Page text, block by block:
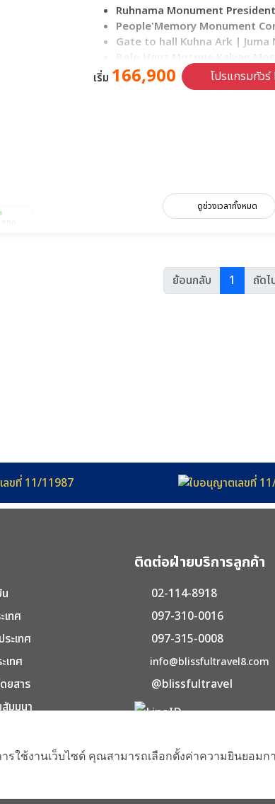
Ruhnama Monument
People'Memory Monument
Gate to hall Kuhna Ark | Juma
Bolo Hauz Mosque Kalyan
Amir Timur Square | Kolsai
Zenkov Cathedral Arbat Street
เริ่ม 166,900 โปรแกรมทัวร์
ดูช่วงเวลาทั้งหมด
ย้อนกลับ 1 ถัดไ
เทศ
ะเทศ
เทศ
ยสาร
มมนา
ติดต่อฝ่ายบริการลูกค้า
02-114-8918
097-310-0016
097-315-0008
info@blissfultravel8.com
@blissfultravel
ใช้งานเว็บไซต์ คุณสามารถเลือกตั้งค่าความยินยอมก